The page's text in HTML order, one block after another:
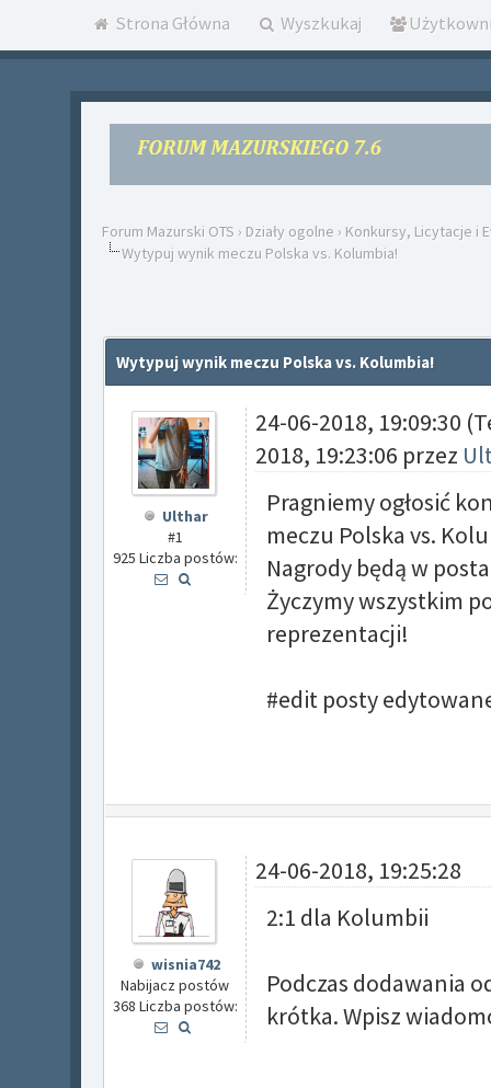
Strona Główna Wyszkukaj
Forum Mazurski OTS › Działy ogolne › Konkursy, Licytacje i
Wytypuj wynik meczu Polska vs. Kolumbia!
Wytypuj wynik meczu Polska vs. Kolumbia!
Ulthar
#1
925 Liczba postów:
24-06-2018, 19:09:30
2018, 19:23:06 przez
Pragniemy ogłosić
meczu Polska vs.
Nagrody będą w
Życzymy wszystkim
reprezentacji!
#edit posty
wisnia742
Nabijacz postów
368 Liczba postów:
24-06-2018, 19:25:28
2:1 dla Kolumbii
Podczas dodawania
krótka. Wpisz